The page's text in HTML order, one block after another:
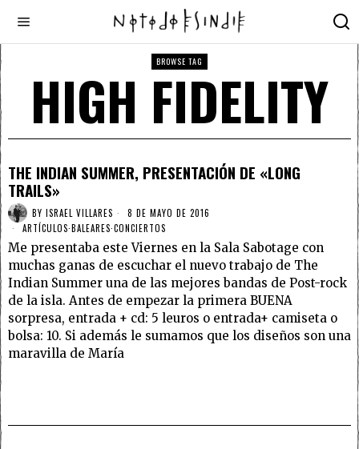
BROWSE TAG
HIGH FIDELITY
THE INDIAN SUMMER, PRESENTACIÓN DE «LONG
TRAILS»
BY ISRAEL VILLARES
8 DE MAYO DE 2016
ARTÍCULOS·BALEARES·CONCIERTOS
Me presentaba este Viernes en la Sala Sabotage con
muchas ganas de escuchar el nuevo trabajo de The
Indian Summer una de las mejores bandas de Post-rock
de la isla. Antes de empezar la primera BUENA
sorpresa, entrada + cd: 5 leuros o entrada+ camiseta o
bolsa: 10. Si además le sumamos que los diseños son una
maravilla de María